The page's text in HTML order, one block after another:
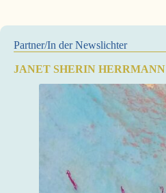
Partner/In der Newslichter
JANET SHERIN HERRMANN